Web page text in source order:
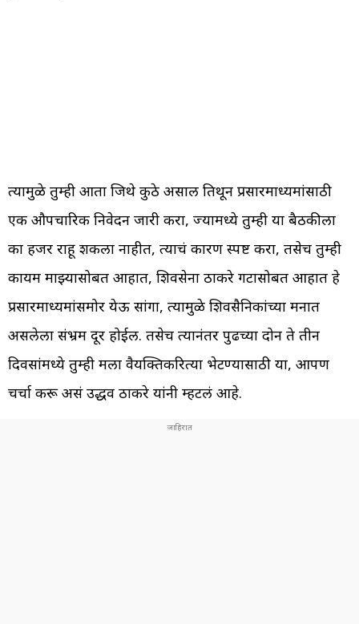
त्यामुळे तुम्ही आता जिथे कुठे असाल तिथून प्रसारमाध्यमांसाठी
एक औपचारिक निवेदन जारी करा, ज्यामध्ये तुम्ही या बैठकीला
का हजर राहू शकला नाहीत, त्याचं कारण स्पष्ट करा, तसेच तुम्ही
कायम माझ्यासोबत आहात, शिवसेना ठाकरे गटासोबत आहात हे
प्रसारमाध्यमांसमोर येऊ सांगा, त्यामुळे शिवसैनिकांच्या मनात
असलेला संभ्रम दूर होईल. तसेच त्यानंतर पुढच्या दोन ते तीन
दिवसांमध्ये तुम्ही मला वैयक्तिकरित्या भेटण्यासाठी या, आपण
चर्चा करू असं उद्धव ठाकरे यांनी म्हटलं आहे.